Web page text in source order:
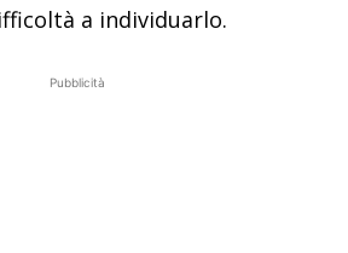
a individuarlo.
Pubblicità